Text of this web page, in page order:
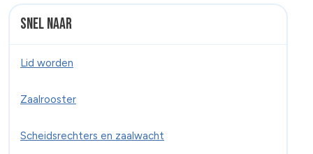
Snel naar
Lid worden
Zaalrooster
Scheidsrechters en zaalwacht